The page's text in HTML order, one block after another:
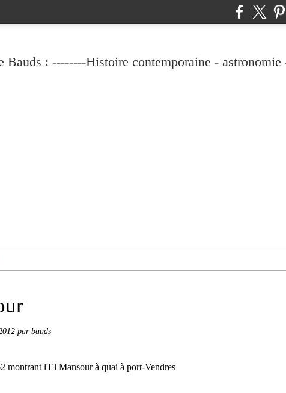
Bauds : --------Histoire contemporaine -
par bauds
montrant l'El Mansour à quai à port-Vendres